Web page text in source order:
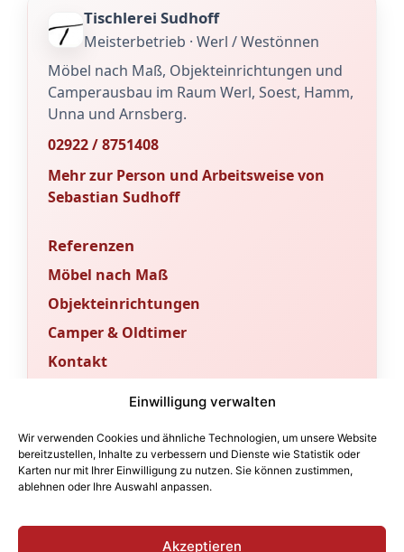
Einwilligung verwalten
Wir verwenden Cookies und ähnliche Technologien, um unsere Website
bereitzustellen, Inhalte zu verbessern und Dienste wie Statistik oder
Karten nur mit Ihrer Einwilligung zu nutzen. Sie können zustimmen,
ablehnen oder Ihre Auswahl anpassen.
Akzeptieren
Tischlerei Sudhoff
Meisterbetrieb · Werl / Westönnen
Möbel nach Maß, Objekteinrichtungen und
Camperausbau im Raum Werl, Soest, Hamm,
Unna und Arnsberg.
02922 / 8751408
Mehr zur Person und Arbeitsweise von
Sebastian Sudhoff
Referenzen
Möbel nach Maß
Objekteinrichtungen
Camper & Oldtimer
Kontakt
Sachverständigenbüro & Fachportal
Für Gutachten und fachtechnische
Bewertungen betreiben wir ein
eigenständiges Sachverständigenbüro.
Fachbeiträge und technische Orientierung